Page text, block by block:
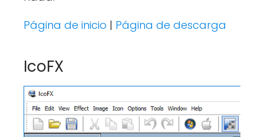
Página de inicio | Página de descarga
IcoFX